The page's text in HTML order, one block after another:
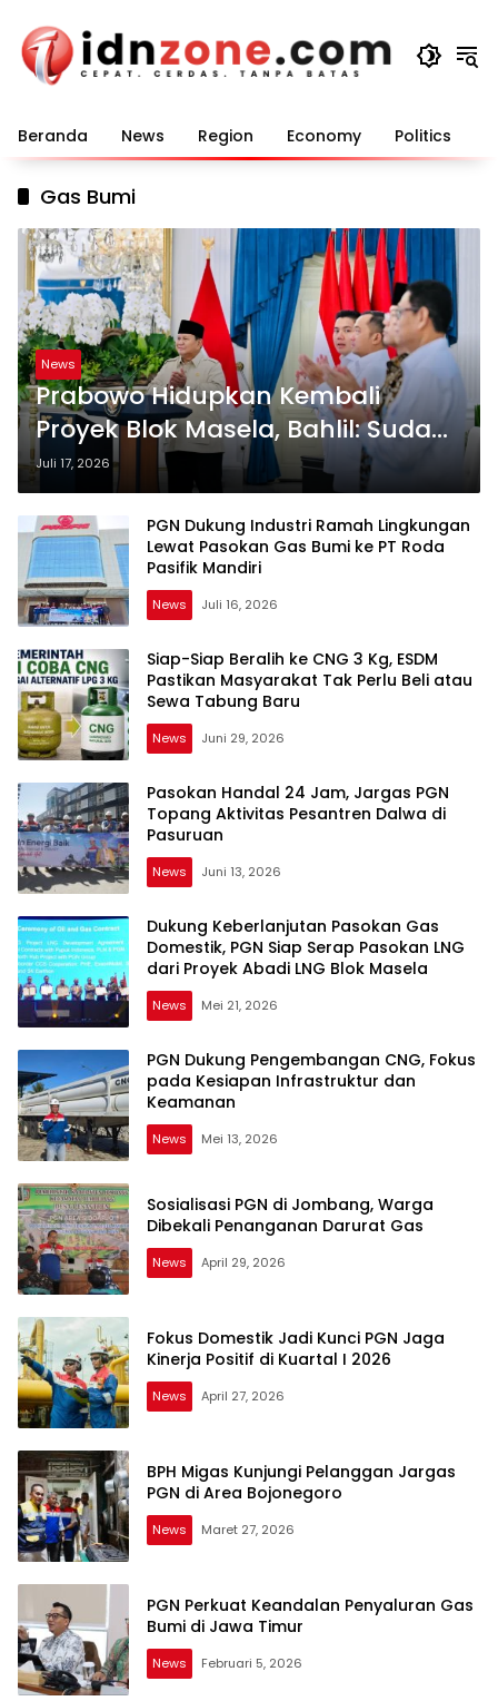
konten
Beranda News Region Economy Politics
Gas Bumi
News
Prabowo Hidupkan Kembali
Proyek Blok Masela, Bahlil: Sudah
Lewati Enam Presiden
Juli 17, 2026
PGN Dukung Industri Ramah Lingkungan
Lewat Pasokan Gas Bumi ke PT Roda
Pasifik Mandiri
News Juli 16, 2026
Siap-Siap Beralih ke CNG 3 Kg, ESDM
Pastikan Masyarakat Tak Perlu Beli atau
Sewa Tabung Baru
News Juni 29, 2026
Pasokan Handal 24 Jam, Jargas PGN
Topang Aktivitas Pesantren Dalwa di
Pasuruan
News Juni 13, 2026
Dukung Keberlanjutan Pasokan Gas
Domestik, PGN Siap Serap Pasokan LNG
dari Proyek Abadi LNG Blok Masela
News Mei 21, 2026
PGN Dukung Pengembangan CNG, Fokus
pada Kesiapan Infrastruktur dan
Keamanan
News Mei 13, 2026
Sosialisasi PGN di Jombang, Warga
Dibekali Penanganan Darurat Gas
News April 29, 2026
Fokus Domestik Jadi Kunci PGN Jaga
Kinerja Positif di Kuartal I 2026
News April 27, 2026
BPH Migas Kunjungi Pelanggan Jargas
PGN di Area Bojonegoro
News Maret 27, 2026
PGN Perkuat Keandalan Penyaluran Gas
Bumi di Jawa Timur
News Februari 5, 2026